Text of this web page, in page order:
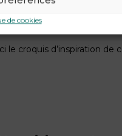
de cookies
le croquis d’inspiration de